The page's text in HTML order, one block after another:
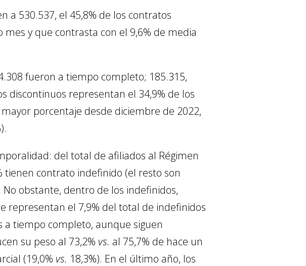
a 530.537, el 45,8% de los contratos
y que contrasta con el 9,6% de media
fueron a tiempo completo; 185.315,
discontinuos representan el 34,9% de los
porcentaje desde diciembre de 2022,
del total de afiliados al Régimen
tienen contrato indefinido (el resto son
obstante, dentro de los indefinidos,
representan el 7,9% del total de indefinidos
a tiempo completo, aunque siguen
su peso al 73,2% vs. al 75,7% de hace un
(19,0% vs. 18,3%). En el último año, los